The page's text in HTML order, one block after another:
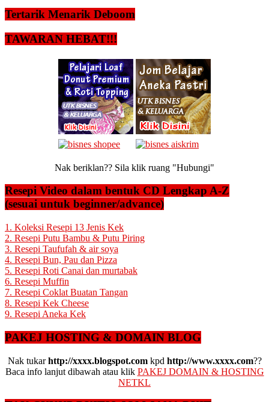
Tertarik Menarik Deboom
TAWARAN HEBAT!!!
Nak beriklan?? Sila klik ruang "Hubungi"
Resepi Video dalam bentuk CD Lengkap A-Z
(sesuai untuk beginner/advance)
1. Koleksi Resepi 13 Jenis Kek
2. Resepi Putu Bambu & Putu Piring
3. Resepi Taufufah & air soya
4. Resepi Bun, Pau dan Pizza
5. Resepi Roti Canai dan murtabak
6. Resepi Muffin
7. Resepi Coklat Buatan Tangan
8. Resepi Kek Cheese
9. Resepi Aneka Kek
PAKEJ HOSTING & DOMAIN BLOG
Nak tukarhttp://xxxx.blogspot.comkpd http://www.xxxx.com??
Baca info lanjut dibawah atau klik PAKEJ DOMAIN & HOSTING
NETKL